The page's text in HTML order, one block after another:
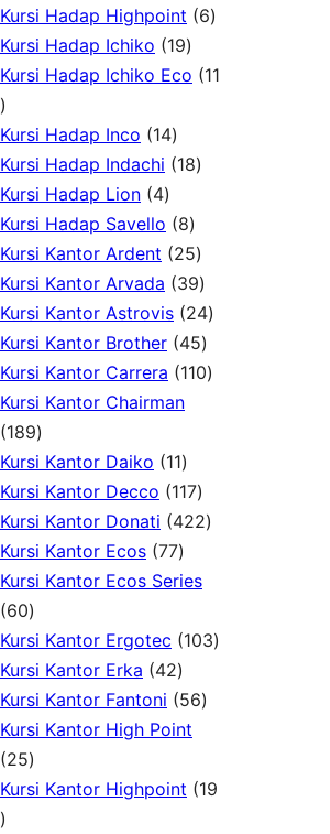
ku
o
d
u
r
d
r
o
d
k
P
r
o
k
Kursi Hadap Highpoint 66
r
Kursi Hadap Ichiko 191
9
o
u
k
Kursi Hadap Ichiko Eco
11
1
1
P
r
o
d
u
k
Kursi Hadap Inco 141
4
r
o
d
u
k
Kursi Hadap Indachi 181
r
o
d
u
k
Kursi Hadap Lion 44
P
r
o
d
u
k
Kursi Hadap Savello 88
P
r
o
d
u
Kursi Kantor Ardent 252
5
P
r
o
Kursi Kantor Arvada 393
9
P
r
k
Kursi Kantor Astrovis 242
P
k
Kursi Kantor Brother 454
5
d
u
Kursi Kantor Carrera 1101
o
Kursi Kantor Chairman
1891
8
9
P
r
o
u
k
Kursi Kantor Daiko 111
1
P
r
o
u
k
Kursi Kantor Decco 1171
1
P
o
u
Kursi Kantor Donati 4224
r
d
Kursi Kantor Ecos 777
7
r
o
d
u
Kursi Kantor Ecos Series
606
0
P
r
o
d
u
Kursi Kantor Ergotec 1031
o
Kursi Kantor Erka 424
2
P
o
Kursi Kantor Fantoni 565
r
Kursi Kantor High Point
252
5
Kursi Kantor Highpoint
19
1